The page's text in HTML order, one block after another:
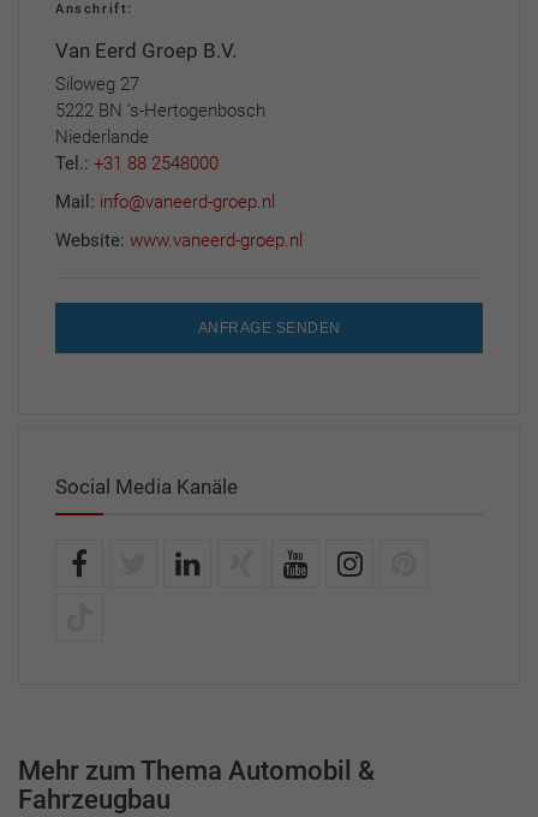
Anschrift:
Van Eerd Groep B.V.
Siloweg 27
5222 BN ‘s-Hertogenbosch
Niederlande
Tel.: +31 88 2548000
Mail: info@vaneerd-groep.nl
Website: www.vaneerd-groep.nl
ANFRAGE SENDEN
Social Media Kanäle
Mehr zum Thema Automobil &
Fahrzeugbau